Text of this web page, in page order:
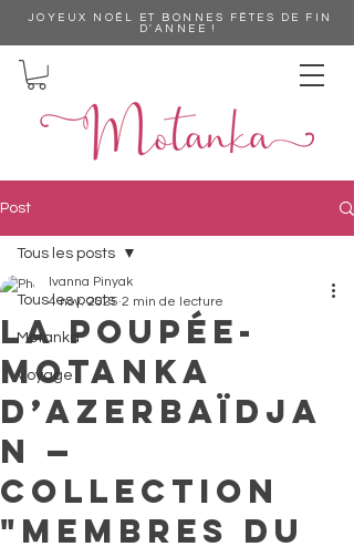
JOYEUX NOÊL ET BONNES FËTES DE FIN
D'ANNEE !
Post
Tous les posts
Motanka
Voyage
Tous les posts
La poupée-
motanka
d’Azerbaïdja
n —
collection
"Membres du
Ivanna Pinyak
4 nov. 2025 2 min de lecture